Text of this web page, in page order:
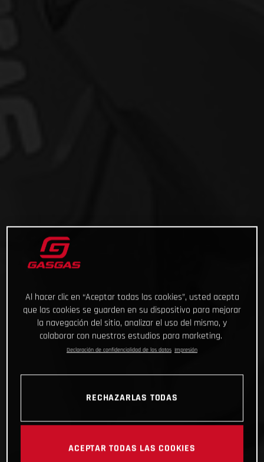
Al hacer clic en “Aceptar todas las cookies”, usted acepta
que las cookies se guarden en su dispositivo para mejorar
la navegación del sitio, analizar el uso del mismo, y
colaborar con nuestros estudios para marketing.
Declaración de confidencialidad de los datos Impresión
RECHAZARLAS TODAS
ACEPTAR TODAS LAS COOKIES